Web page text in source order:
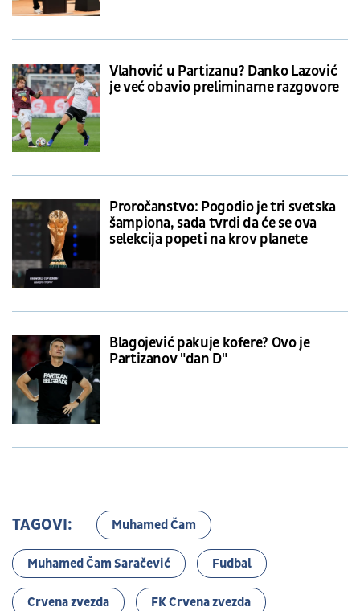
Vlahović u Partizanu? Danko Lazović
je već obavio preliminarne razgovore
Proročanstvo: Pogodio je tri svetska
šampiona, sada tvrdi da će se ova
selekcija popeti na krov planete
Blagojević pakuje kofere? Ovo je
Partizanov "dan D"
TAGOVI: Muhamed Čam
Muhamed Čam Saračević Fudbal
Crvena zvezda FK Crvena zvezda